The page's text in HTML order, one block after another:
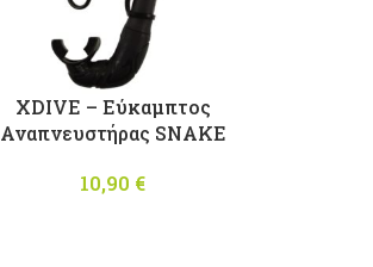
XDIVE – Εύκαμπτος
Αναπνευστήρας SNAKE
10,90 €